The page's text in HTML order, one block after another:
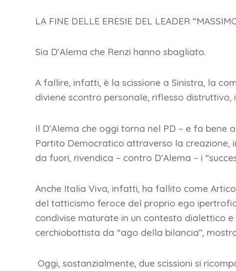
LA FINE DELLE ERESIE DEL LEADER
Sia D’Alema che Renzi hanno sbagliato.
A fallire, infatti, è la scissione a Sinistra, la
diviene scontro personale, riflesso
Il D’Alema che oggi torna nel PD – e fa
Partito Democratico attraverso la creazione,
da fuori, rivendica – contro D’Alema – i
Anche Italia Viva, infatti, ha fallito come
del tatticismo feroce del proprio ego
condivise maturate in un contesto dialettico e
cerchiobottista da “ago della bilancia”,
Oggi, sostanzialmente, due scissioni si